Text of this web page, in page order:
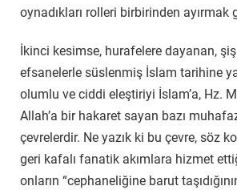
oynadıkları rolleri birbirinden ayırmak
İkinci kesimse, hurafelere dayanan,
efsanelerle süslenmiş İslam tarihine
olumlu ve ciddi eleştiriyi İslam’a, Hz.
Allah’a bir hakaret sayan bazı
çevrelerdir. Ne yazık ki bu çevre, söz
geri kafalı fanatik akımlara hizmet
onların “cephaneliğine barut